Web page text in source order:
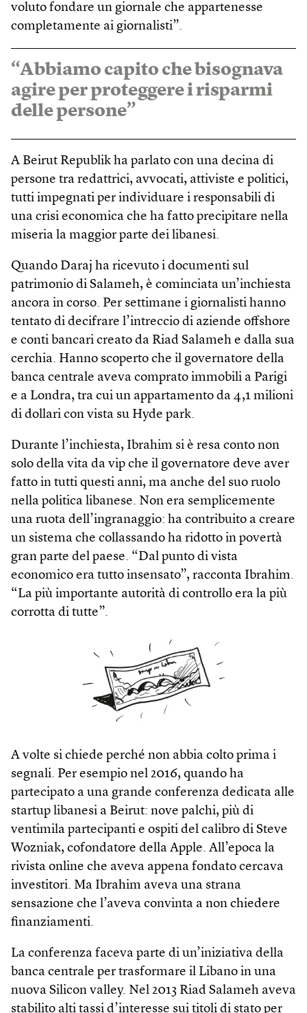
voluto fondare un giornale che appartenesse
completamente ai giornalisti”.
“Abbiamo capito che bisognava
agire per proteggere i risparmi
delle persone”
A Beirut Republik ha parlato con una decina di
persone tra redattrici, avvocati, attiviste e politici,
tutti impegnati per individuare i responsabili di
una crisi economica che ha fatto precipitare nella
miseria la maggior parte dei libanesi.
Quando Daraj ha ricevuto i documenti sul
patrimonio di Salameh, è cominciata un’inchiesta
ancora in corso. Per settimane i giornalisti hanno
tentato di decifrare l’intreccio di aziende offshore
e conti bancari creato da Riad Salameh e dalla sua
cerchia. Hanno scoperto che il governatore della
banca centrale aveva comprato immobili a Parigi
e a Londra, tra cui un appartamento da 4,1 milioni
di dollari con vista su Hyde park.
Durante l’inchiesta, Ibrahim si è resa conto non
solo della vita da vip che il governatore deve aver
fatto in tutti questi anni, ma anche del suo ruolo
nella politica libanese. Non era semplicemente
una ruota dell’ingranaggio: ha contribuito a creare
un sistema che collassando ha ridotto in povertà
gran parte del paese. “Dal punto di vista
economico era tutto insensato”, racconta Ibrahim.
“La più importante autorità di controllo era la più
corrotta di tutte”.
A volte si chiede perché non abbia colto prima i
segnali. Per esempio nel 2016, quando ha
partecipato a una grande conferenza dedicata alle
startup libanesi a Beirut: nove palchi, più di
ventimila partecipanti e ospiti del calibro di Steve
Wozniak, cofondatore della Apple. All’epoca la
rivista online che aveva appena fondato cercava
investitori. Ma Ibrahim aveva una strana
sensazione che l’aveva convinta a non chiedere
finanziamenti.
La conferenza faceva parte di un’iniziativa della
banca centrale per trasformare il Libano in una
nuova Silicon valley. Nel 2013 Riad Salameh aveva
stabilito alti tassi d’interesse sui titoli di stato per